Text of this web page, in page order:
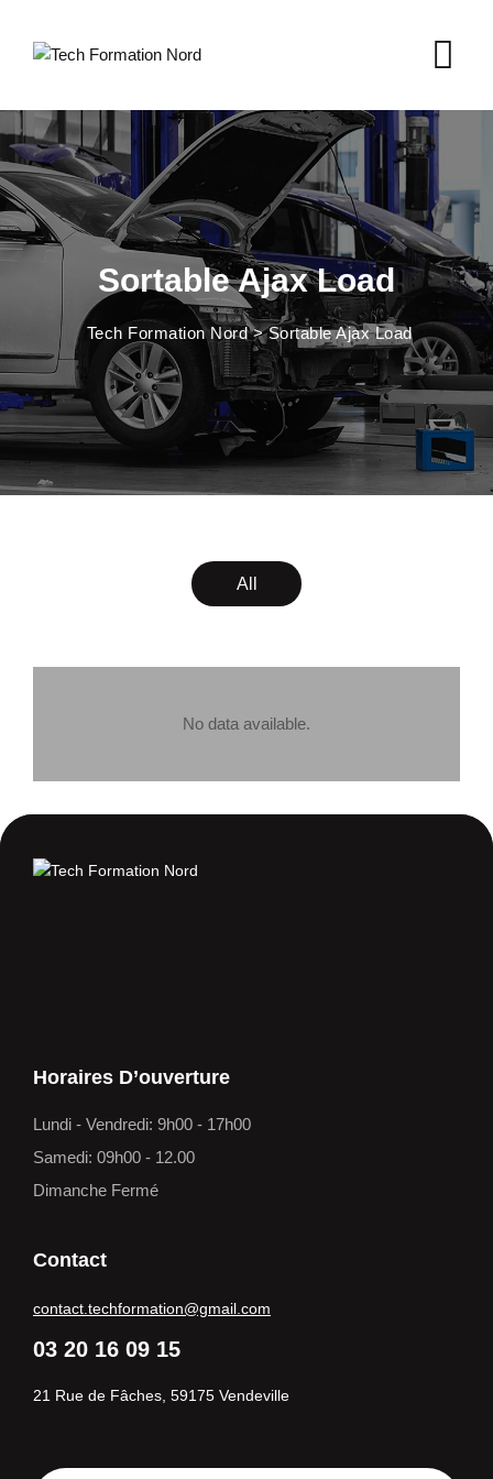
Sortable Ajax Load
Tech Formation Nord>Sortable Ajax Load
All
No data available.
Horaires D’ouverture
Lundi - Vendredi: 9h00 - 17h00
Samedi: 09h00 - 12.00
Dimanche Fermé
Contact
21 Rue de Fâches, 59175 Vendeville
03 20 16 09 15
contact.techformation@gmail.com